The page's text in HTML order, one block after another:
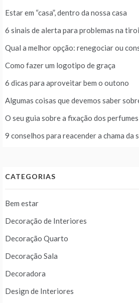
Estar em “casa”, dentro da nossa casa
6 sinais de alerta para problemas na
Qual a melhor opção: renegociar ou
Como fazer um logotipo de graça
6 dicas para aproveitar bem o outono
Algumas coisas que devemos saber
O seu guia sobre a fixação dos perfumes
9 conselhos para reacender a chama da
CATEGORIAS
Bem estar
Decoração de Interiores
Decoração Quarto
Decoração Sala
Decoradora
Design de Interiores